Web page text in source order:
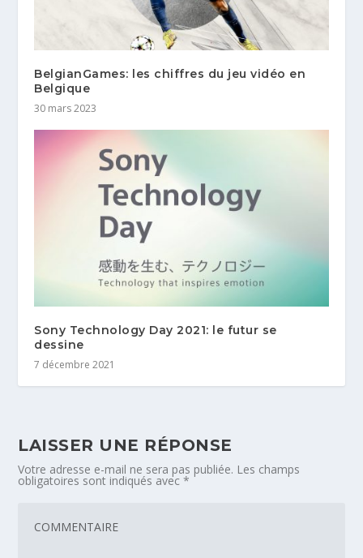
BelgianGames: les chiffres du jeu vidéo en
Belgique
30 mars 2023
Sony Technology Day 2021: le futur se
dessine
7 décembre 2021
LAISSER UNE RÉPONSE
Votre adresse e-mail ne sera pas publiée. Les champs
obligatoires sont indiqués avec*